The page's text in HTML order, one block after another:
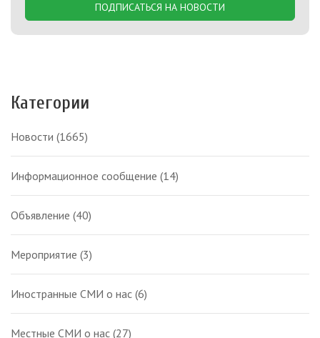
ПОДПИСАТЬСЯ НА НОВОСТИ
Категории
Новости (1665)
Информационное сообщение (14)
Объявление (40)
Мероприятие (3)
Иностранные СМИ о нас (6)
Местные СМИ о нас (27)